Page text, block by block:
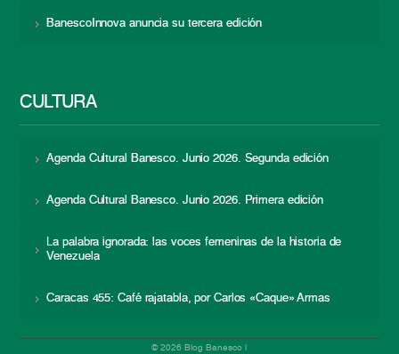
BanescoInnova anuncia su tercera edición
CULTURA
Agenda Cultural Banesco. Junio 2026. Segunda edición
Agenda Cultural Banesco. Junio 2026. Primera edición
La palabra ignorada: las voces femeninas de la historia de
Venezuela
Caracas 455: Café rajatabla, por Carlos «Caque» Armas
© 2026 Blog Banesco |